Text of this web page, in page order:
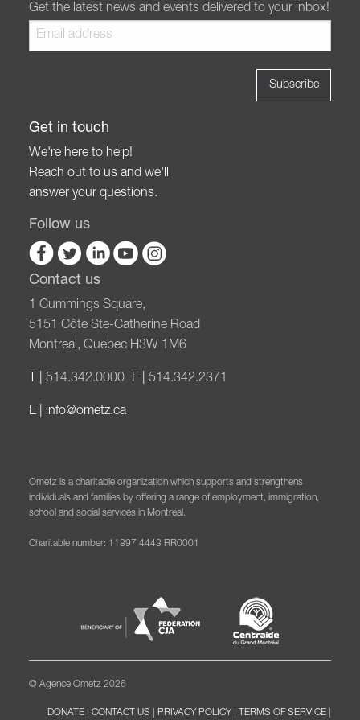
Get the latest news and events delivered to your inbox!
Get in touch
We're here to help!
Reach out to us and we'll
answer your questions.
Follow us
Contact us
1 Cummings Square,
5151 Côte Ste-Catherine Road
Montreal, Quebec H3W 1M6
T | 514.342.0000 F | 514.342.2371
E | info@ometz.ca
Ometz is a charitable organization which supports and strengthens
individuals and families by offering a range of employment, immigration,
school and social services in Montreal.
Charitable number: 11897 4443 RR0001
© Agence Ometz 2026
DONATE CONTACT US PRIVACY POLICY TERMS OF SERVICE